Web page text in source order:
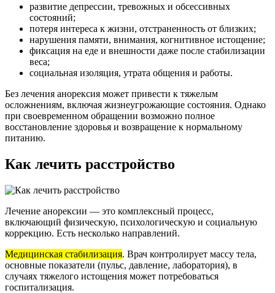
развитие депрессии, тревожных и обсессивных
состояний;
потеря интереса к жизни, отстраненность от близких;
нарушения памяти, внимания, когнитивное истощение;
фиксация на еде и внешности даже после стабилизации
веса;
социальная изоляция, утрата общения и работы.
Без лечения анорексия может привести к тяжелым
осложнениям, включая жизнеугрожающие состояния. Однако
при своевременном обращении возможно полное
восстановление здоровья и возвращение к нормальному
питанию.
Как лечить расстройство
Лечение анорексии — это комплексный процесс,
включающий физическую, психологическую и социальную
коррекцию. Есть несколько направлений.
Медицинская стабилизация. Врач контролирует массу тела,
основные показатели (пульс, давление, лаборатория), в
случаях тяжелого истощения может потребоваться
госпитализация.